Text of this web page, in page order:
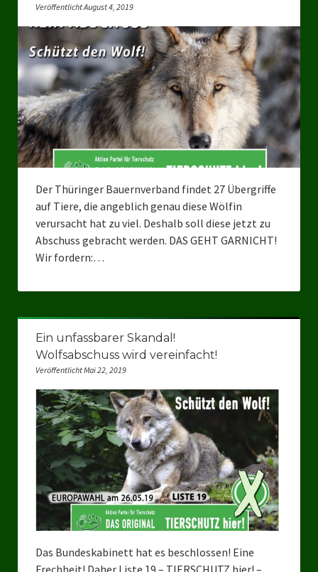
Ratsgruppe TIERSCHUTZ GUT Gelsenkirchen
Ratsgruppe DKP / TIERSCHUTZ Bottrop
Kreistagsgruppe TIERSCHUTZ hier! Mettmann
Wahlen
Kommunalwahl Nordrhein-Westfalen 2025
Unsere Oberbürgermeister-Kandidaten
Unsere Kandidaten für Duisburg
Europawahl 2024
Landtagswahl Thüringen 2024
Landtagswahl Mecklenburg – Vorpommern 2021
Landtagswahl Sachsen-Anhalt 2021
Kommunalwahl Nordrhein-Westfalen 2020
Bürgerschaftswahl Hamburg 2020
Landtagswahl Thüringen 2019
Europawahl 2019
Landtagswahl Nordrhein-Westfalen 2017
Impressum
Veröffentlicht August 4, 2019
Der Thüringer Bauernverband findet 27 Übergriffe
auf Tiere, die angeblich genau diese Wölfin
verursacht hat zu viel. Deshalb soll diese jetzt zu
Abschuss gebracht werden. DAS GEHT GARNICHT!
Wir fordern:…
Ein unfassbarer Skandal!
Wolfsabschuss wird vereinfacht!
Veröffentlicht Mai 22, 2019
Das Bundeskabinett hat es beschlossen! Eine